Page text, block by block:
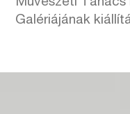
Művészeti Tanács
Galériájának